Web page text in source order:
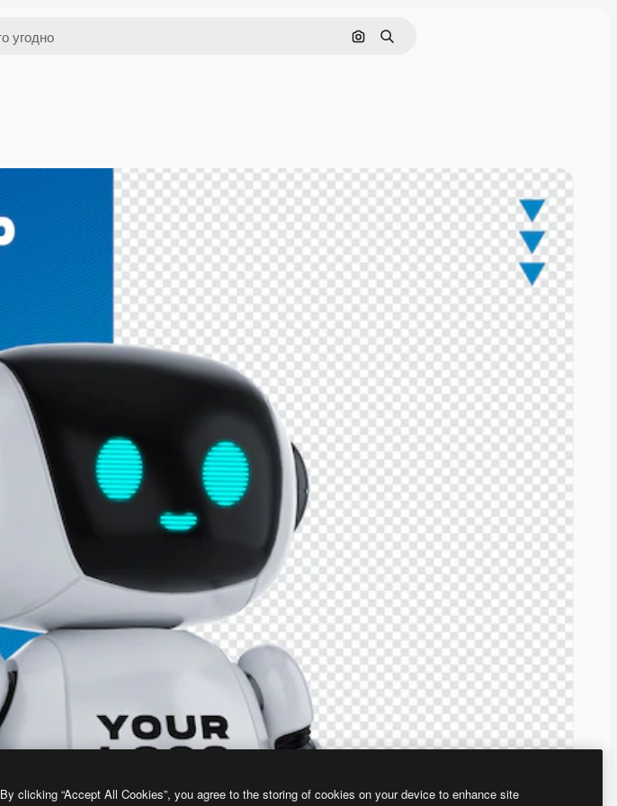
Поиск по изображению
Поиск
By clicking “Accept All Cookies”, you agree to the storing of cookies on your device to enhance site